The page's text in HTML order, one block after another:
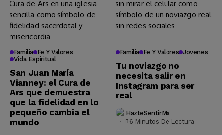
Familia Fe Y Valores
Vida Espiritual
San Juan María
Vianney: el Cura de
Ars que demuestra
que la fidelidad en lo
pequeño cambia el
mundo
Familia Fe Y Valores Jovenes
Tu noviazgo no
necesita salir en
Instagram para ser
real
HazteSentirMx
6 Minutos De Lectura